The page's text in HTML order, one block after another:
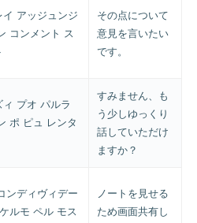
イ アッジュンジ
コンメント ス
その点について
意見を言いたい
です。
ィ プオ パルラ
ポ ピュ レンタ
すみません、も
う少しゆっくり
話していただけ
ますか？
ンディヴィデー
ルモ ペル モス
ノートを見せる
ため画面共有し